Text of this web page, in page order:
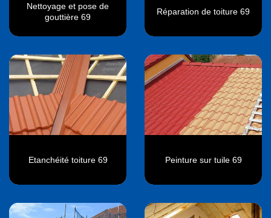
Nettoyage et pose de
gouttière 69
Réparation de toiture 69
Etanchéité toiture 69 Peinture sur tuile 69